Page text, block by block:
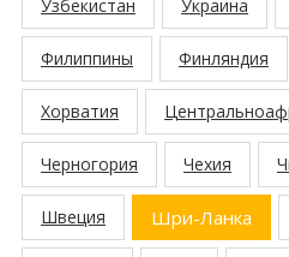
Узбекистан Украина
Филиппины Финляндия
Хорватия
Черногория Чехия
Швеция Шри-Ланка